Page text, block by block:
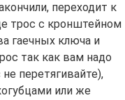
переходит к
трос с кронштейном
гаечных ключа и
так как вам надо
перетягивайте),
или же